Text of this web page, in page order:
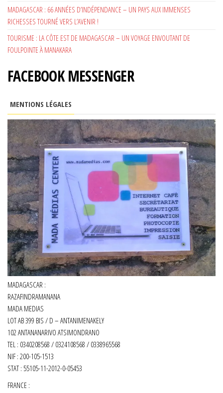
MADAGASCAR : 66 ANNÉES D’INDÉPENDANCE – UN PAYS AUX IMMENSES
RICHESSES TOURNÉ VERS L’AVENIR !
TOURISME : LA CÔTE EST DE MADAGASCAR – UN VOYAGE ENVOUTANT DE
FOULPOINTE À MANAKARA
FACEBOOK MESSENGER
MENTIONS LÉGALES
MADAGASCAR :
RAZAFINDRAMANANA
MADA MEDIAS
LOT AB 399 BIS / D – ANTANIMENAKELY
102 ANTANANARIVO ATSIMONDRANO
TEL : 0340208568 / 0324108568 / 0338965568
NIF : 200-105-1513
STAT : 55105-11-2012-0-05453
FRANCE :